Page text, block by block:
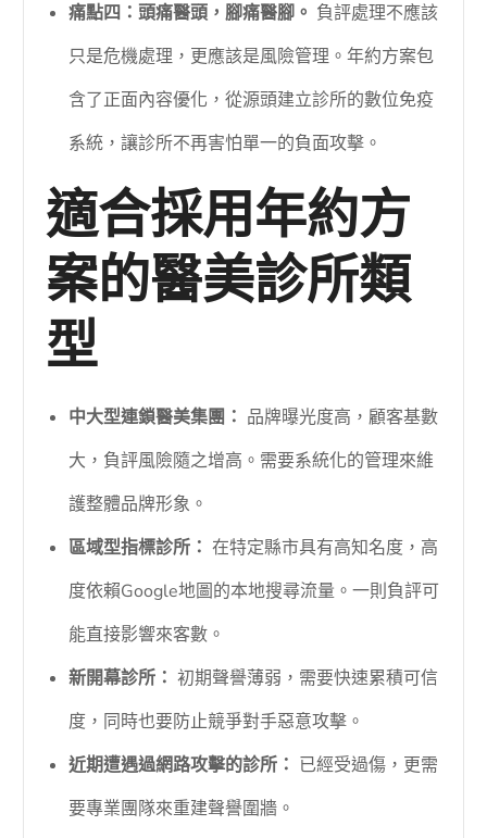
痛點四：頭痛醫頭，腳痛醫腳。 負評處理不應該
只是危機處理，更應該是風險管理。年約方案包
含了正面內容優化，從源頭建立診所的數位免疫
系統，讓診所不再害怕單一的負面攻擊。
適合採用年約方
案的醫美診所類
型
中大型連鎖醫美集團： 品牌曝光度高，顧客基數
大，負評風險隨之增高。需要系統化的管理來維
護整體品牌形象。
區域型指標診所： 在特定縣市具有高知名度，高
度依賴Google地圖的本地搜尋流量。一則負評可
能直接影響來客數。
新開幕診所： 初期聲譽薄弱，需要快速累積可信
度，同時也要防止競爭對手惡意攻擊。
近期遭遇過網路攻擊的診所： 已經受過傷，更需
要專業團隊來重建聲譽圍牆。